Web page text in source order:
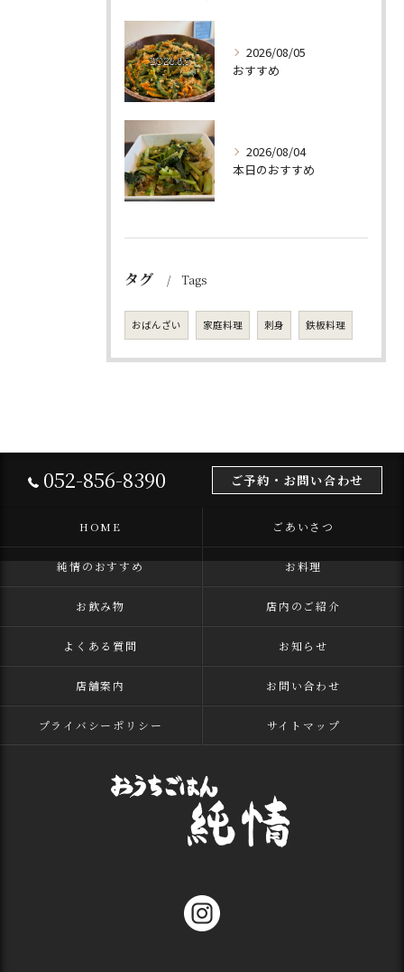
2026/08/05
おすすめ
2026/08/04
本日のおすすめ
タグ Tags
おばんざい 家庭料理 刺身 鉄板料理
052-856-8390 ご予約・お問い合わせ
HOME ごあいさつ
純情のおすすめ お料理
お飲み物 店内のご紹介
よくある質問 お知らせ
店舗案内 お問い合わせ
プライバシーポリシー サイトマップ